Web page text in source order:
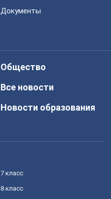
Документы
Общество
Все новости
Новости образования
7 класс
8 класс